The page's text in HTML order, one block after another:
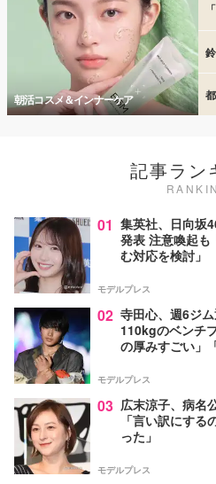
朝活コスメ＆インナーケア
記事ラン
01 集英社、日向坂
発表 注意喚起も
む対応を検討」
モデルプレス
02 寺田心、週6ジ
110kgのベンチ
の厚みすごい」
モデルプレス
03 広末涼子、病名
「言い訳にす
った」
モデルプレス